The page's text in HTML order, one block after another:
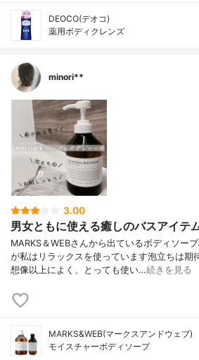
DEOCO(デオコ)
薬用ボディクレンズ
minori**
3.00
男女ともに使える癒しのバスアイテ
MARKS＆WEBさんから出ているボディソー
が私はリラックスを使っています泡立ちは期
想像以上によく、とっても使い…続きを見る
MARKS&WEB(マークスアンドウェブ)
モイスチャーボディソープ